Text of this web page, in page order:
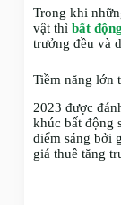
Trong khi
vật thì bất
trưởng đều và
Tiềm năng lớn
2023 được
khúc bất động
điểm sáng bởi
giá thuê tăng